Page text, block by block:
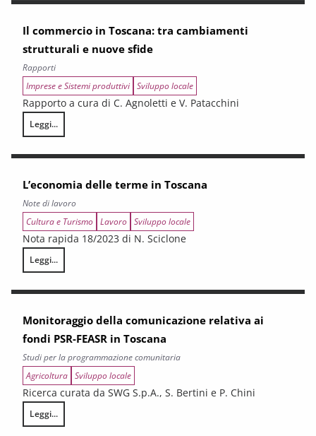
Il commercio in Toscana: tra cambiamenti
strutturali e nuove sfide
Rapporti
Imprese e Sistemi produttivi Sviluppo locale
Rapporto a cura di C. Agnoletti e V. Patacchini
Leggi...
Il commercio in Toscana: tra cambiamenti strutturali e nuove sfide
L’economia delle terme in Toscana
Note di lavoro
Cultura e Turismo Lavoro Sviluppo locale
Nota rapida 18/2023 di N. Sciclone
Leggi...
L’economia delle terme in Toscana
Monitoraggio della comunicazione relativa ai
fondi PSR-FEASR in Toscana
Studi per la programmazione comunitaria
Agricoltura Sviluppo locale
Ricerca curata da SWG S.p.A., S. Bertini e P. Chini
Leggi...
Monitoraggio della comunicazione relativa ai fondi PSR-FEASR in